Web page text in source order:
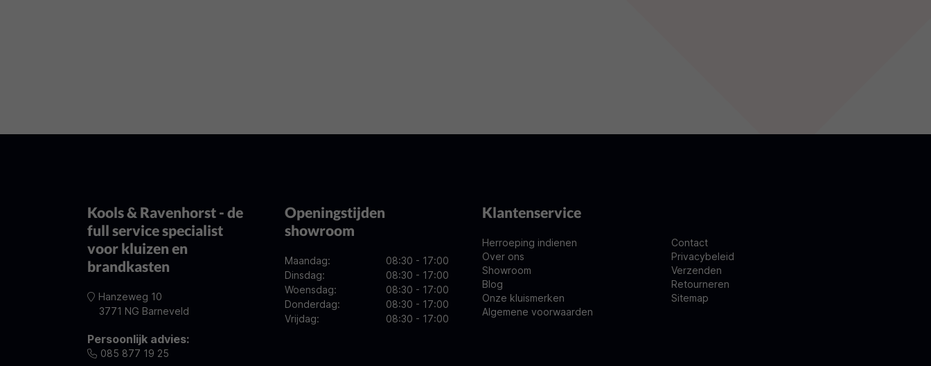
Kools & Ravenhorst - de
full service specialist
voor kluizen en
brandkasten
Hanzeweg 10
3771 NG Barneveld
Persoonlijk advies:
085 877 19 25
Openingstijden
showroom
Maandag:
08:30 - 17:00
Dinsdag:
08:30 - 17:00
Woensdag:
08:30 - 17:00
Donderdag:
08:30 - 17:00
Vrijdag:
08:30 - 17:00
Klantenservice
Herroeping indienen
Over ons
Showroom
Blog
Onze kluismerken
Algemene voorwaarden
Contact
Privacybeleid
Verzenden
Retourneren
Sitemap